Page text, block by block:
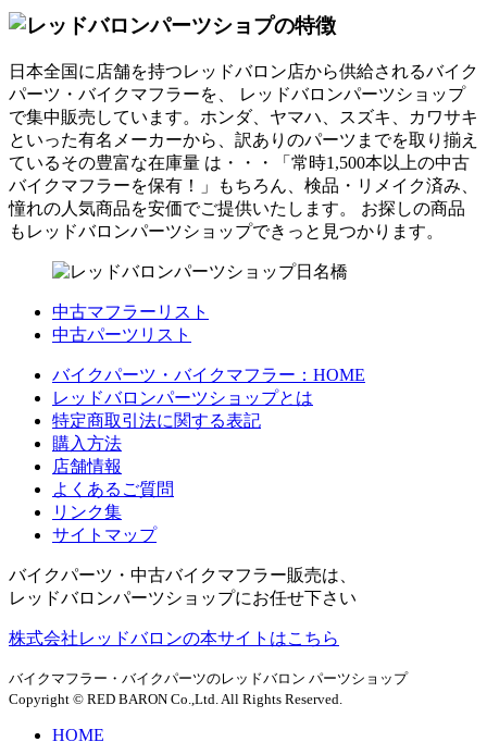
日本全国に店舗を持つレッドバロン店から供給されるバイク
パーツ・バイクマフラーを、 レッドバロンパーツショップ
で集中販売しています。ホンダ、ヤマハ、スズキ、カワサキ
といった有名メーカーから、訳ありのパーツまでを取り揃え
ているその豊富な在庫量 は・・・「常時1,500本以上の中古
バイクマフラーを保有！」もちろん、検品・リメイク済み、
憧れの人気商品を安価でご提供いたします。 お探しの商品
もレッドバロンパーツショップできっと見つかります。
中古マフラーリスト
中古パーツリスト
バイクパーツ・バイクマフラー：HOME
レッドバロンパーツショップとは
特定商取引法に関する表記
購入方法
店舗情報
よくあるご質問
リンク集
サイトマップ
バイクパーツ・中古バイクマフラー販売は、
レッドバロンパーツショップにお任せ下さい
株式会社レッドバロンの本サイトはこちら
バイクマフラー・バイクパーツのレッドバロン パーツショップ
Copyright © RED BARON Co.,Ltd. All Rights Reserved.
HOME